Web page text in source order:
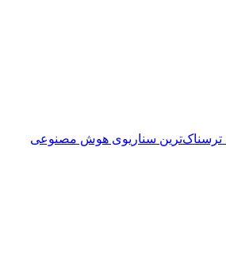
ترسناک‌ترین سناریوی هوش مصنوعی